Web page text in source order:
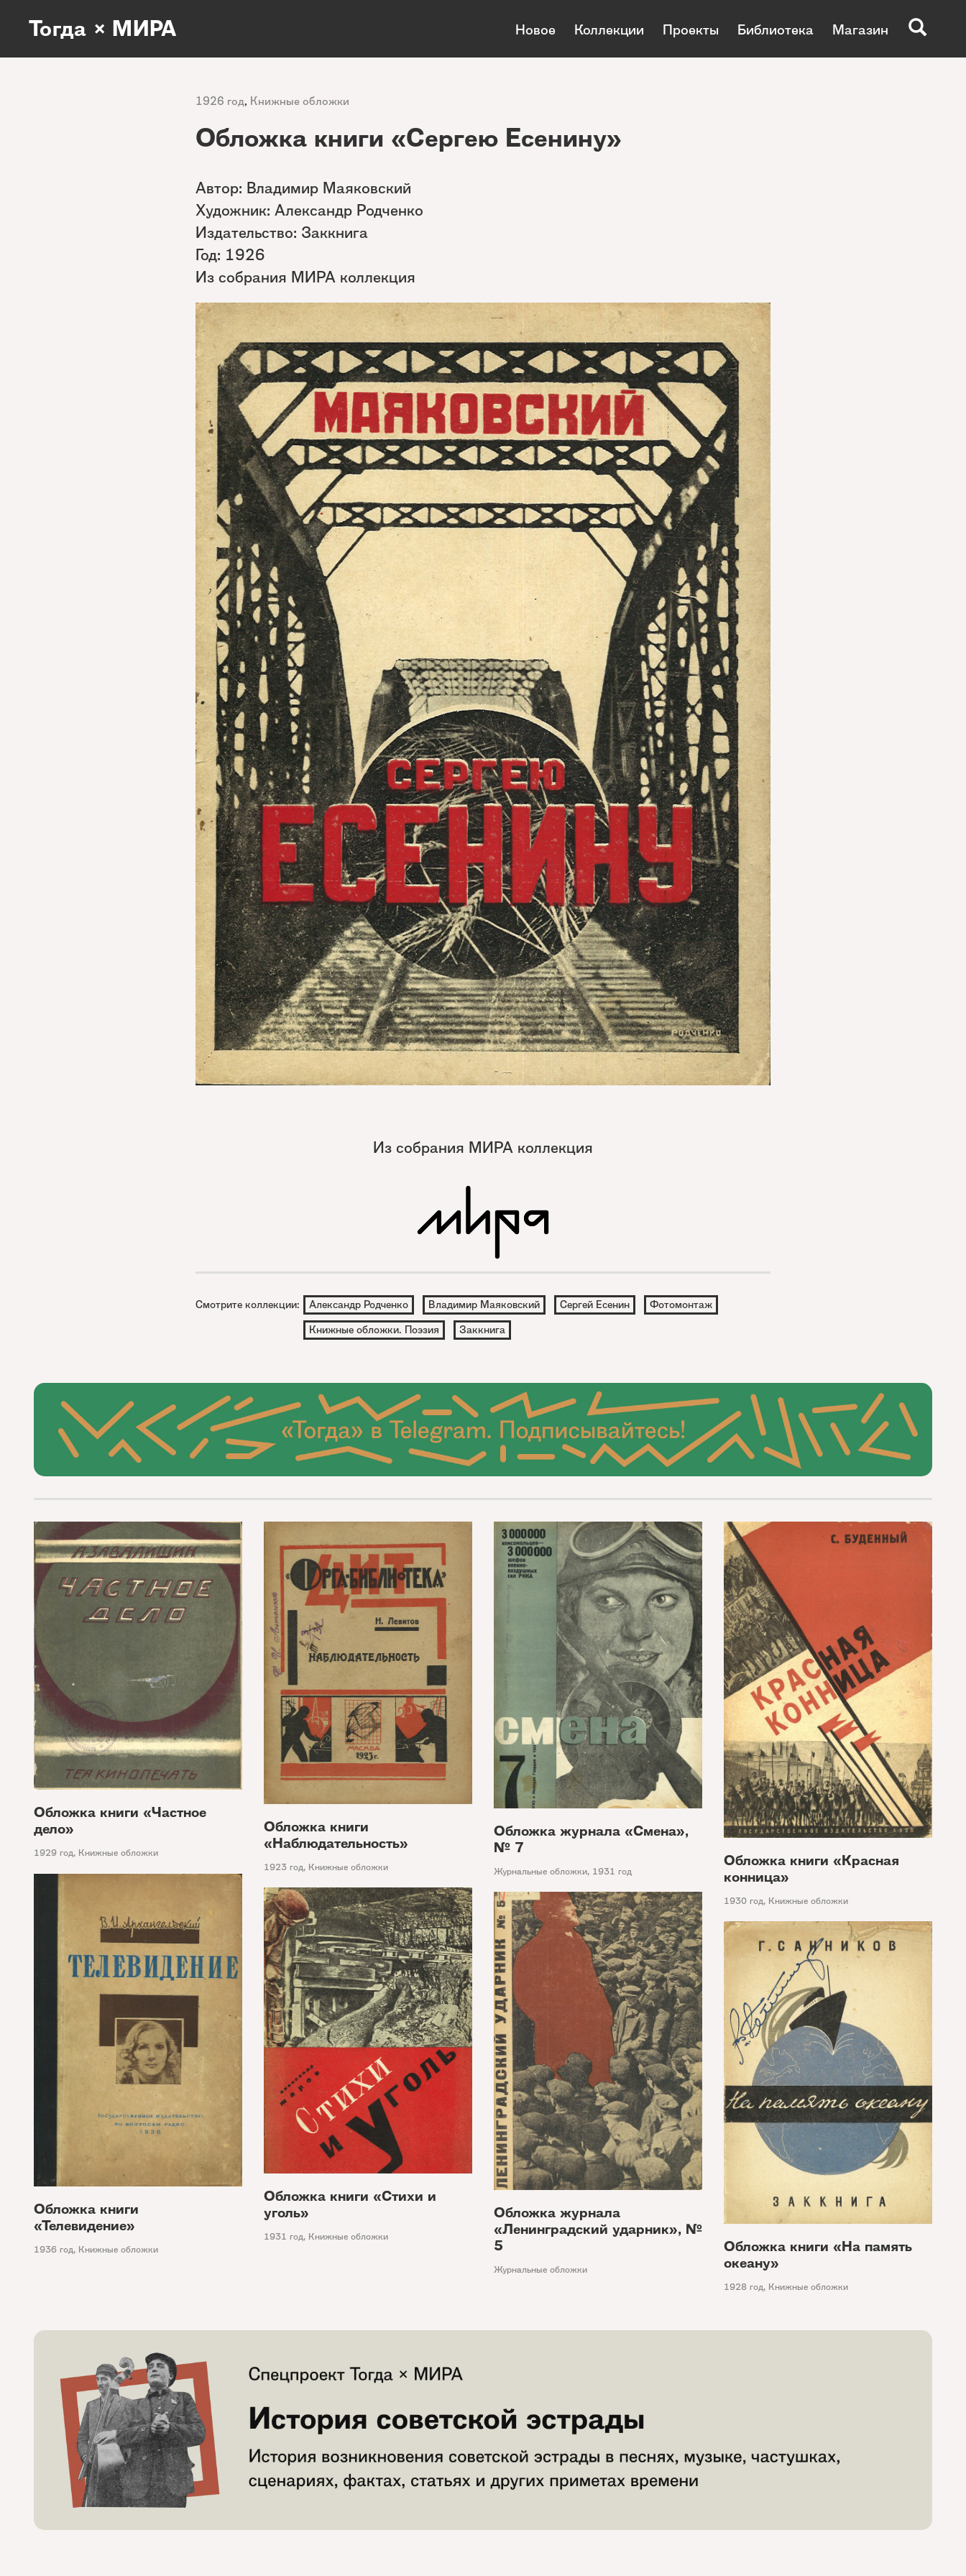
Тогда × МИРА Новое Коллекции Проекты Библиотека Магазин
1926 год, Книжные обложки
Обложка книги «Сергею Есенину»
Автор: Владимир Маяковский
Художник: Александр Родченко
Издательство: Заккнига
Год: 1926
Из собрания МИРА коллекция
Из собрания МИРА коллекция
Смотрите коллекции: Александр Родченко Владимир Маяковский Сергей Есенин
Фотомонтаж
Книжные обложки. Поэзия
Заккнига
Обложка книги «Частное
дело»
1929 год, Книжные обложки
Обложка книги
«Наблюдательность»
1923 год, Книжные обложки
Обложка журнала «Смена»,
№ 7
Журнальные обложки, 1931 год
Обложка книги «Красная
конница»
1930 год, Книжные обложки
Обложка книги
«Телевидение»
1936 год, Книжные обложки
Обложка книги «Стихи и
уголь»
1931 год, Книжные обложки
Обложка журнала
«Ленинградский ударник», №
5
Журнальные обложки
Обложка книги «На память
океану»
1928 год, Книжные обложки